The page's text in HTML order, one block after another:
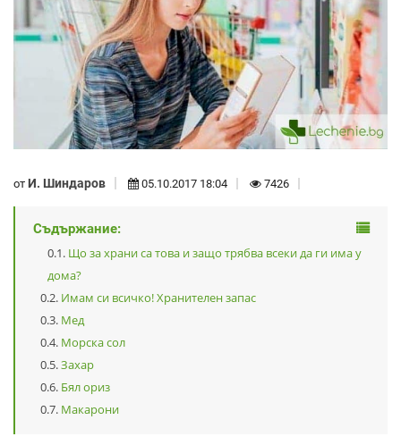
от И. Шиндаров 05.10.2017 18:04 7426
Съдържание:
Що за храни са това и защо трябва всеки да ги има у
дома?
Имам си всичко! Хранителен запас
Мед
Морска сол
Захар
Бял ориз
Макарони